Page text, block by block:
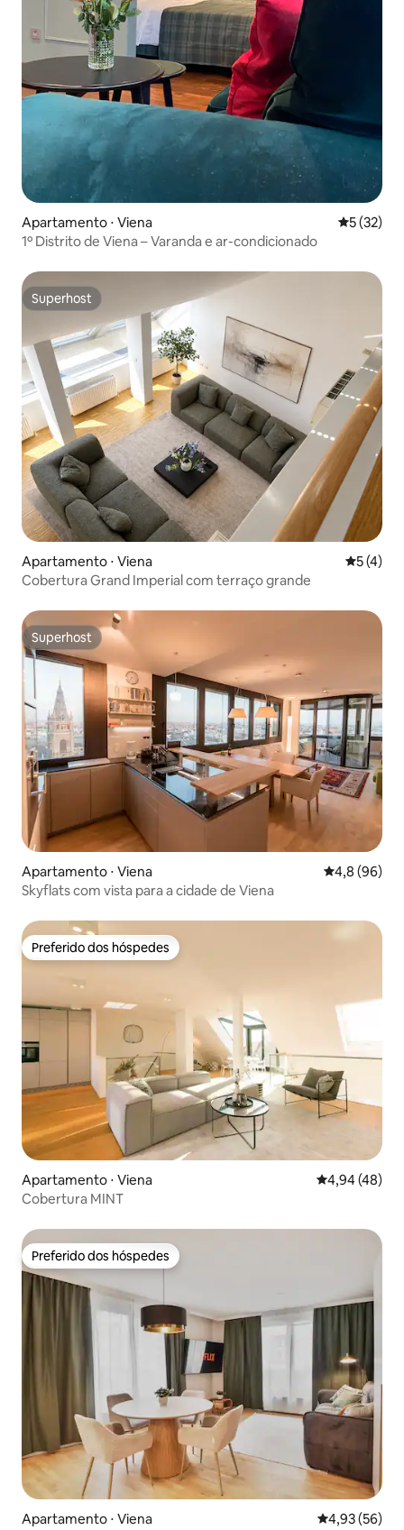
Apartamento ⋅ Viena 5 de uma
5 (32)
1º Distrito de Viena – Varanda e ar-condicionado
Superhost
Superhost
Apartamento ⋅ Viena 5 de
5 (4)
Cobertura Grand Imperial com terraço grande
Superhost
Superhost
Apartamento ⋅ Viena 4,8 de uma
4,8 (96)
Skyflats com vista para a cidade de Viena
Preferido dos hóspedes
Preferido dos hóspedes
Apartamento ⋅ Viena 4,94 de uma
4,94 (48)
Cobertura MINT
Preferido dos hóspedes
Preferido dos hóspedes
Apartamento ⋅ Viena 4,93 de uma
4,93 (56)